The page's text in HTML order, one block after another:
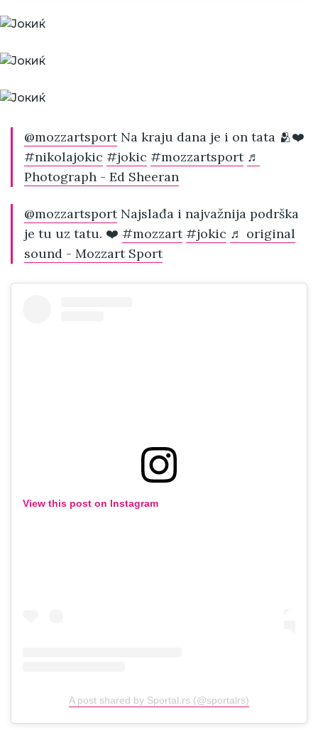
@mozzartsportNa kraju dana je i on tata 🫂❤️
#nikolajokic #jokic #mozzartsport ♬
Photograph - Ed Sheeran
@mozzartsportNajslađa i najvažnija podrška
je tu uz tatu. ❤️ #mozzart #jokic ♬ original
sound - Mozzart Sport
View this post on Instagram
A post shared by Sportal.rs (@sportalrs)